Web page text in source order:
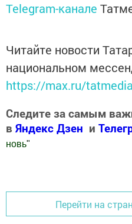
Telegram-канале
Читайте новости
национальном
https://max.ru/tatmedia
Следите за самым
в Яндекс Дзен и
новь"
Перейти на